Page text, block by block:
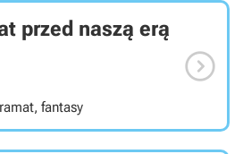
przed naszą erą
fantasy
